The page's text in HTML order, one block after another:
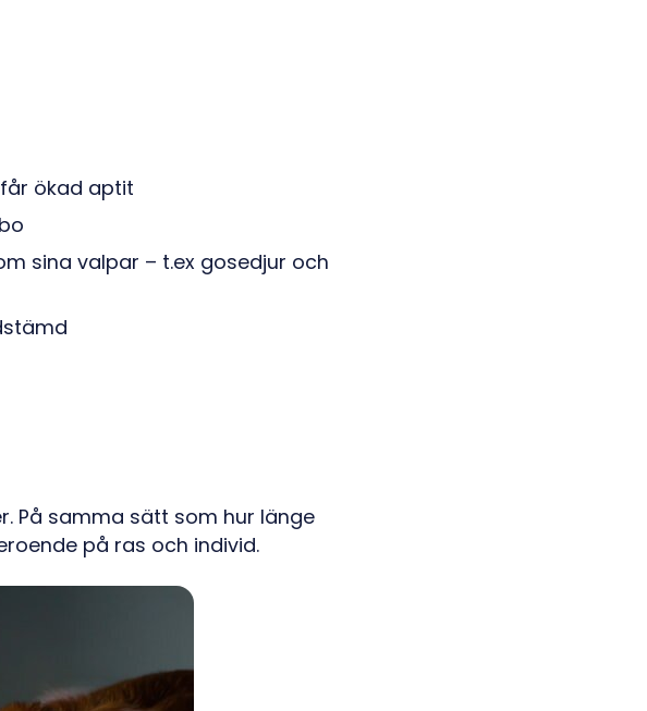
ökad aptit
sina valpar – t.ex gosedjur och
På samma sätt som hur länge
på ras och individ.